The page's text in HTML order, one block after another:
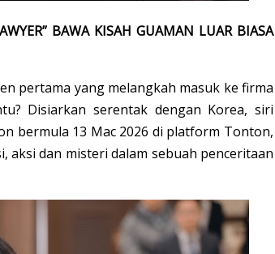
BAWA KISAH GUAMAN LUAR BIASA
pertama yang melangkah masuk ke firma
Disiarkan serentak dengan Korea, siri
bermula 13 Mac 2026 di platform Tonton,
aksi dan misteri dalam sebuah penceritaan